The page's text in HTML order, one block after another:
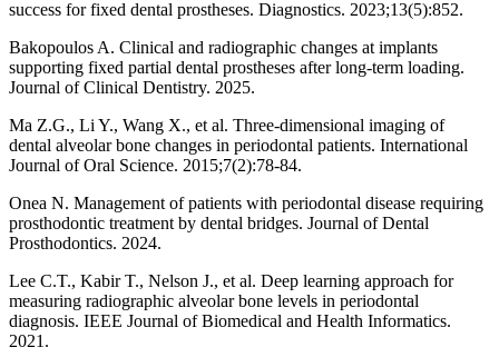
success for fixed dental prostheses. Diagnostics. 2023;13(5):852.
Bakopoulos A. Clinical and radiographic changes at implants
supporting fixed partial dental prostheses after long-term loading.
Journal of Clinical Dentistry. 2025.
Ma Z.G., Li Y., Wang X., et al. Three-dimensional imaging of
dental alveolar bone changes in periodontal patients. International
Journal of Oral Science. 2015;7(2):78-84.
Onea N. Management of patients with periodontal disease requiring
prosthodontic treatment by dental bridges. Journal of Dental
Prosthodontics. 2024.
Lee C.T., Kabir T., Nelson J., et al. Deep learning approach for
measuring radiographic alveolar bone levels in periodontal
diagnosis. IEEE Journal of Biomedical and Health Informatics.
2021.